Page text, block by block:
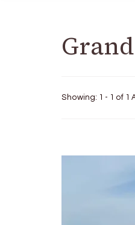
Showing: 1 - 1 of 1